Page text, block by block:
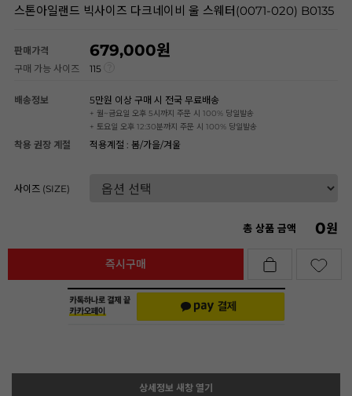
스톤아일랜드 빅사이즈 다크네이비 울 스웨터(0071-020) B0135
판매가격 679,000
구매 가능 사이즈 115
배송정보 5만원 이상 구매 시 전국 무료배송
+ 월~금요일 오후 5시까지 주문 시 100% 당일발송
+ 토요일 오후 12:30분까지 주문 시 100% 당일발송
착용 권장 계절 적용계절 : 봄/가을/겨울
사이즈 (SIZE)
총 상품 금액 0원
즉시구매
상세정보 새창 열기